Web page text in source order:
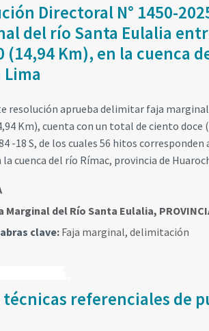
Directoral N° 1450-
del río Santa Eulalia
(14,94 Km), en la cuenca
resolución aprueba delimitar faja
Km), cuenta con un total de ciento
84 -18 S, de los cuales 56 hitos
la cuenca del río Rímac, provincia de
Marginal del Río Santa Eulalia,
clave:Faja marginal, delimitación
técnicas referenciales de